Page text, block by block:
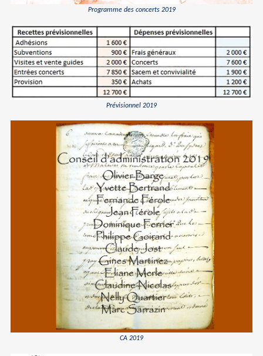
Programme des concerts 2019
Prévisionnel 2019
CA 2019